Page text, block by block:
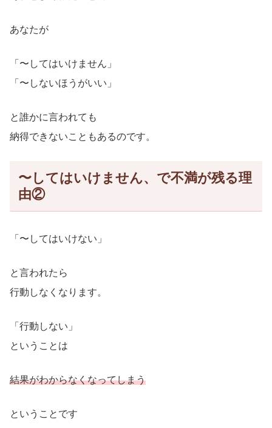
あなたが
「〜してはいけません」
「〜しないほうがいい」
と誰かに言われても
納得できないこともあるのです。
〜してはいけません、で不満が残る理
由②
「〜してはいけない」
と言われたら
行動しなくなります。
「行動しない」
ということは
結果がわからなくなってしまう
ということです